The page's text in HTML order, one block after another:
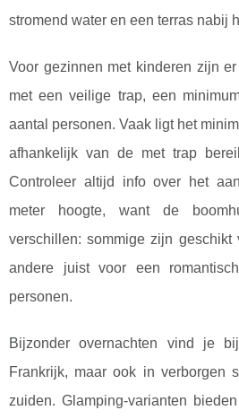
stromend water en een terras nabij
Voor gezinnen met kinderen zijn
met een veilige trap, een
aantal personen. Vaak ligt het
afhankelijk van de met trap
Controleer altijd info over het
meter hoogte, want de
verschillen: sommige zijn geschikt
andere juist voor een
personen.
Bijzonder overnachten vind je
Frankrijk, maar ook in verborgen
zuiden. Glamping-varianten